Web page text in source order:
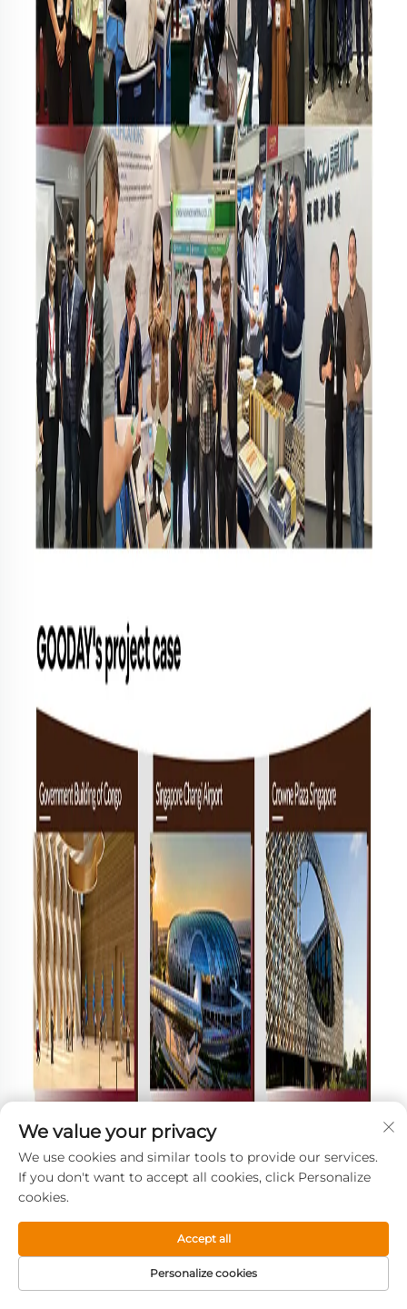
We value your privacy
We use cookies and similar tools to provide our services.
If you don't want to accept all cookies, click Personalize
cookies.
Personalize cookies
Accept all